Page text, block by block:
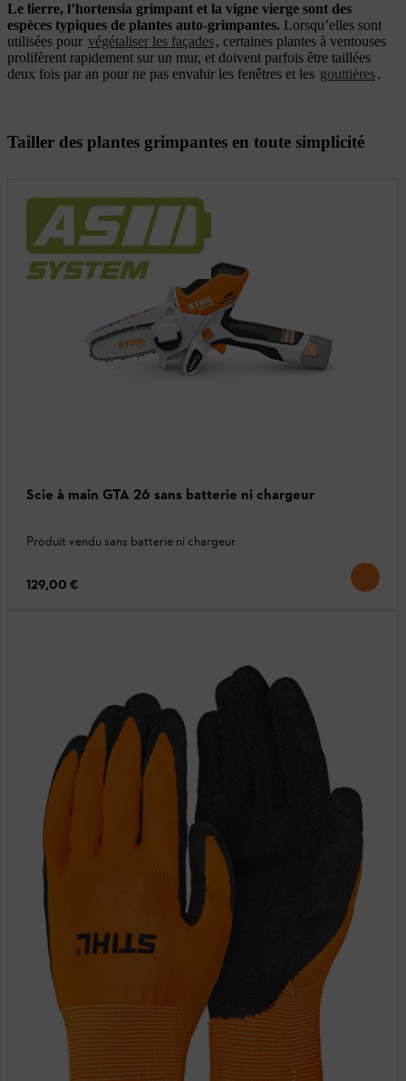
Le lierre, l’hortensia grimpant et la vigne vierge sont des
espèces typiques de plantes auto-grimpantes. Lorsqu’elles sont
utilisées pour végétaliser les façades, certaines plantes à ventouses
prolifèrent rapidement sur un mur, et doivent parfois être taillées
deux fois par an pour ne pas envahir les fenêtres et les gouttières.
Tailler des plantes grimpantes en toute simplicité
Scie à main GTA 26 sans batterie ni chargeur
Produit vendu sans batterie ni chargeur
129,00 €